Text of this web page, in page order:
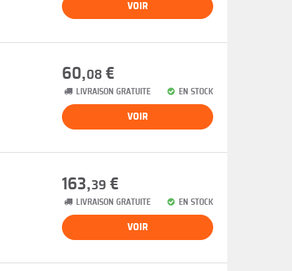
VOIR
60,08 €
LIVRAISON GRATUITE EN STOCK
VOIR
163,39 €
LIVRAISON GRATUITE EN STOCK
VOIR